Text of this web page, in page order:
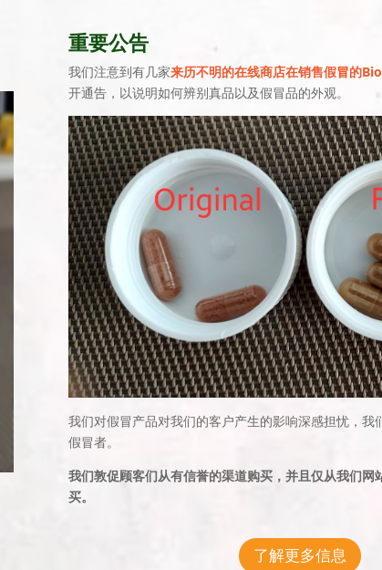
重要公告
我们注意到有几家来历不明的在线商店在销售假冒的
开通告，以说明如何辨别真品以及假冒品的外观。
我们对假冒产品对我们的客户产生的影响深感担忧，我
假冒者。
我们敦促顾客们从有信誉的渠道购买，并且仅从我们网
买。
了解更多信息